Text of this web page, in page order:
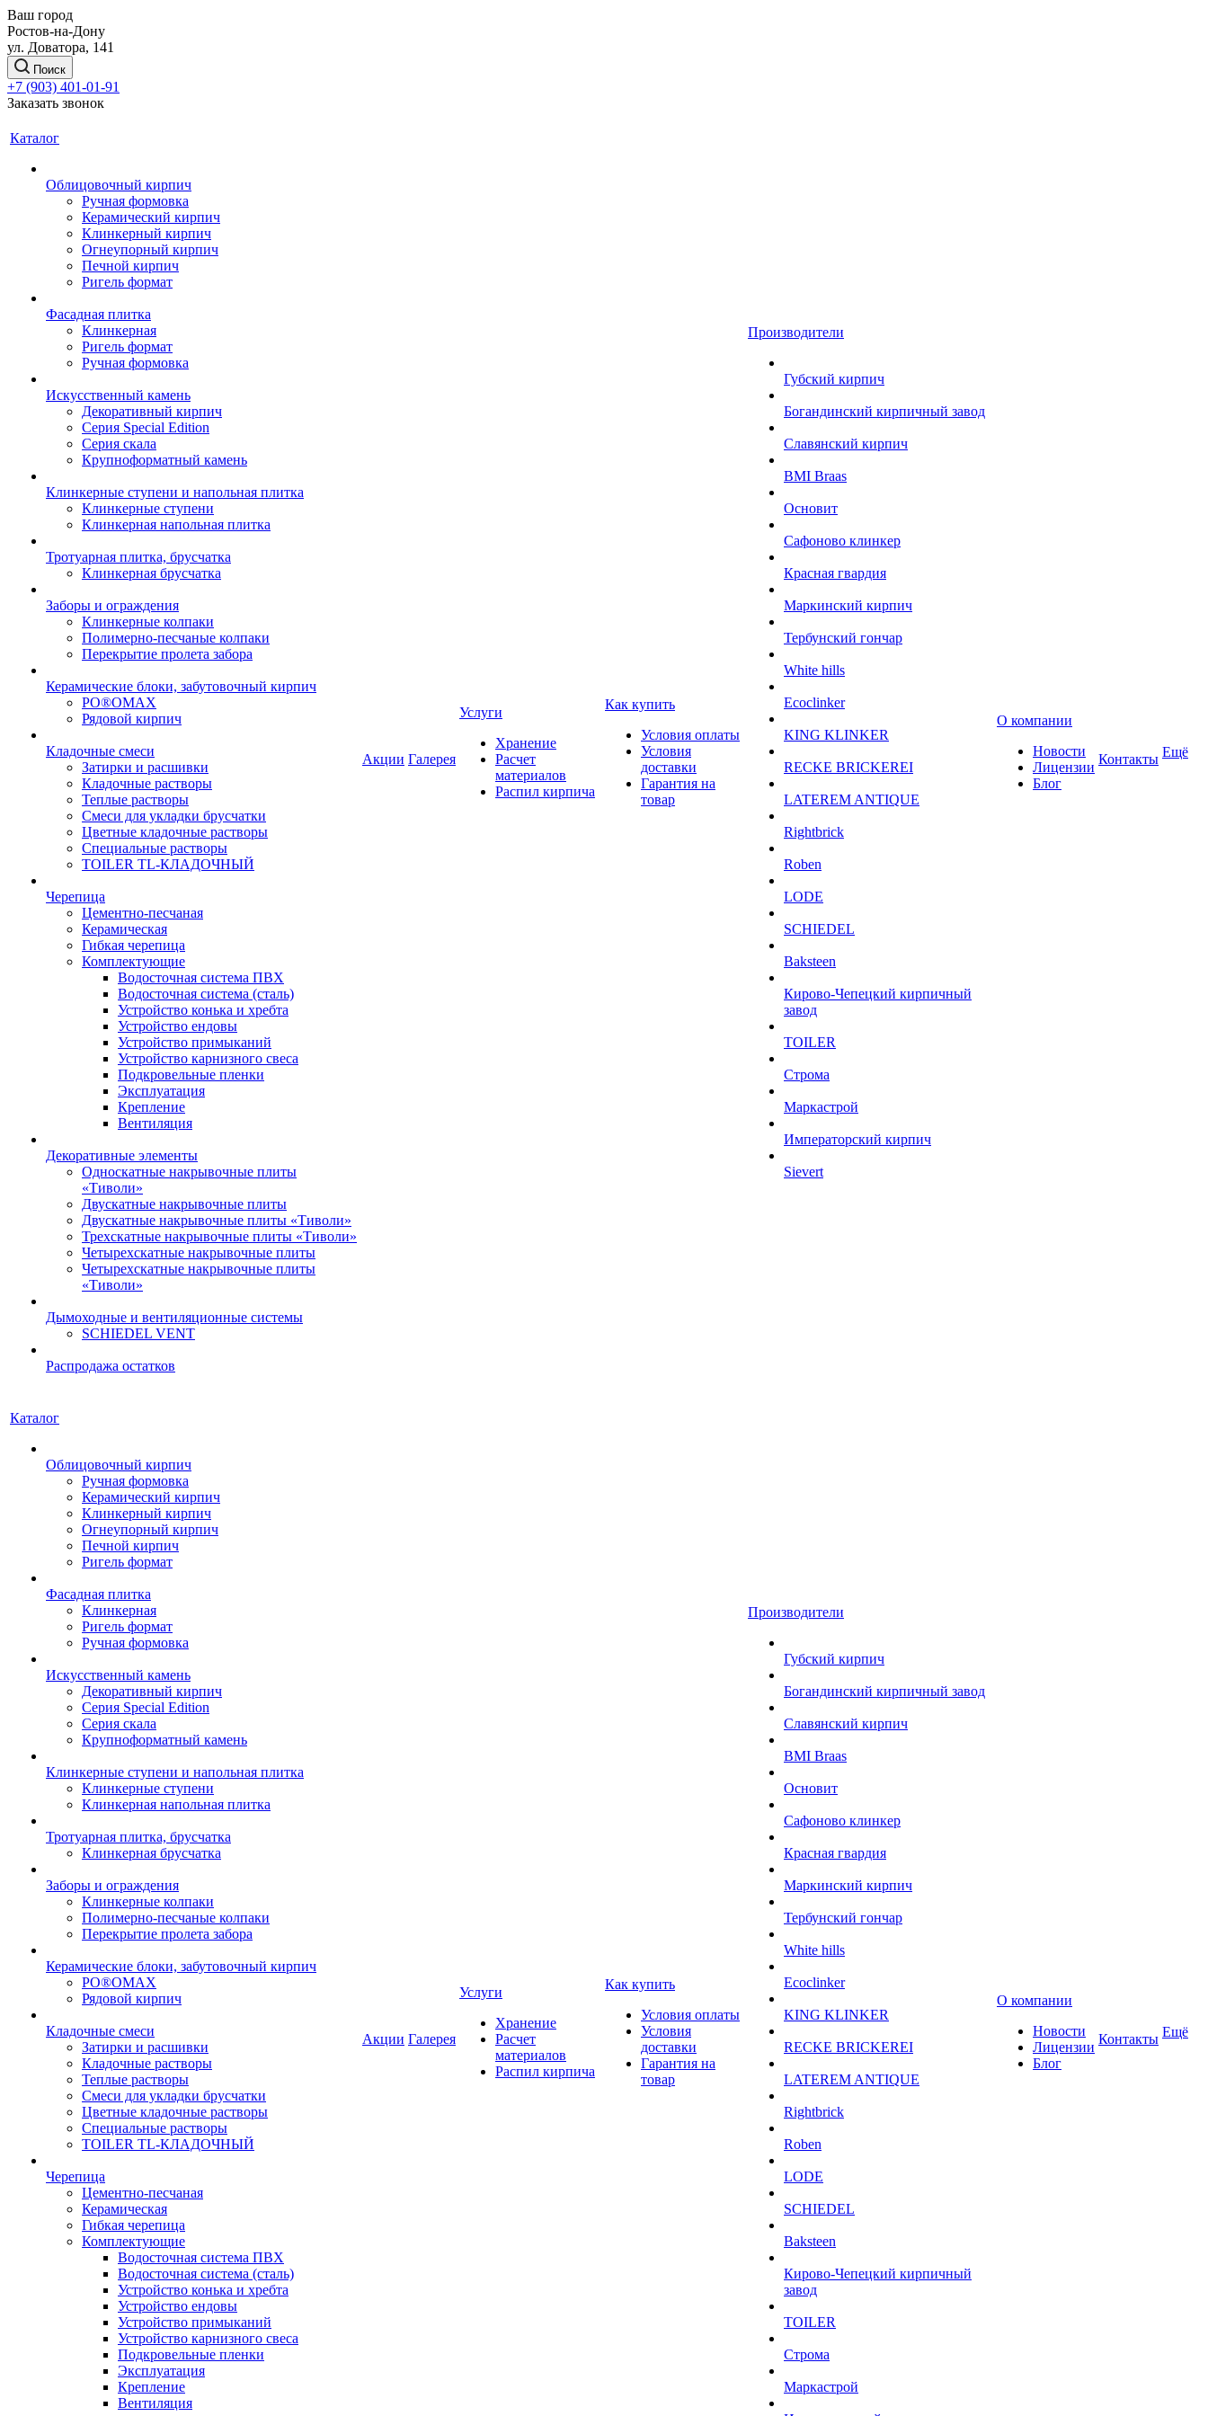
Ваш город
Ростов-на-Дону
ул. Доватора, 141
Поиск
+7 (903) 401-01-91
Заказать звонок
Каталог
Облицовочный кирпич
Ручная формовка
Керамический кирпич
Клинкерный кирпич
Огнеупорный кирпич
Печной кирпич
Ригель формат
Фасадная плитка
Клинкерная
Ригель формат
Ручная формовка
Искусственный камень
Декоративный кирпич
Серия Special Edition
Серия скала
Крупноформатный камень
Клинкерные ступени и напольная плитка
Клинкерные ступени
Клинкерная напольная плитка
Тротуарная плитка, брусчатка
Клинкерная брусчатка
Заборы и ограждения
Клинкерные колпаки
Полимерно-песчаные колпаки
Перекрытие пролета забора
Керамические блоки, забутовочный кирпич
PO®OMAX
Рядовой кирпич
Кладочные смеси
Затирки и расшивки
Кладочные растворы
Теплые растворы
Смеси для укладки брусчатки
Цветные кладочные растворы
Специальные растворы
TOILER TL-КЛАДОЧНЫЙ
Черепица
Цементно-песчаная
Керамическая
Гибкая черепица
Комплектующие
Водосточная система ПВХ
Водосточная система (сталь)
Устройство конька и хребта
Устройство ендовы
Устройство примыканий
Устройство карнизного свеса
Подкровельные пленки
Эксплуатация
Крепление
Вентиляция
Декоративные элементы
Односкатные накрывочные плиты
«Тиволи»
Двускатные накрывочные плиты
Двускатные накрывочные плиты «Тиволи»
Трехскатные накрывочные плиты «Тиволи»
Четырехскатные накрывочные плиты
Четырехскатные накрывочные плиты
«Тиволи»
Дымоходные и вентиляционные системы
SCHIEDEL VENT
Распродажа остатков
Акции Галерея
Услуги
Хранение
Расчет
материалов
Распил кирпича
Как купить
Условия оплаты
Условия
доставки
Гарантия на
товар
Производители
Губский кирпич
Богандинский кирпичный завод
Славянский кирпич
BMI Braas
Основит
Сафоново клинкер
Красная гвардия
Маркинский кирпич
Тербунский гончар
White hills
Ecoclinker
KING KLINKER
RECKE BRICKEREI
LATEREM ANTIQUE
Rightbrick
Roben
LODE
SCHIEDEL
Baksteen
Кирово-Чепецкий кирпичный
завод
TOILER
Строма
Маркастрой
Императорский кирпич
Sievert
О компании
Новости
Лицензии
Блог
Контакты Ещё
Каталог
Облицовочный кирпич
Ручная формовка
Керамический кирпич
Клинкерный кирпич
Огнеупорный кирпич
Печной кирпич
Ригель формат
Фасадная плитка
Клинкерная
Ригель формат
Ручная формовка
Искусственный камень
Декоративный кирпич
Серия Special Edition
Серия скала
Крупноформатный камень
Клинкерные ступени и напольная плитка
Клинкерные ступени
Клинкерная напольная плитка
Тротуарная плитка, брусчатка
Клинкерная брусчатка
Заборы и ограждения
Клинкерные колпаки
Полимерно-песчаные колпаки
Перекрытие пролета забора
Керамические блоки, забутовочный кирпич
PO®OMAX
Рядовой кирпич
Кладочные смеси
Затирки и расшивки
Кладочные растворы
Теплые растворы
Смеси для укладки брусчатки
Цветные кладочные растворы
Специальные растворы
TOILER TL-КЛАДОЧНЫЙ
Черепица
Цементно-песчаная
Керамическая
Гибкая черепица
Комплектующие
Водосточная система ПВХ
Водосточная система (сталь)
Устройство конька и хребта
Устройство ендовы
Устройство примыканий
Устройство карнизного свеса
Подкровельные пленки
Эксплуатация
Крепление
Вентиляция
Акции Галерея
Услуги
Хранение
Расчет
материалов
Распил кирпича
Как купить
Условия оплаты
Условия
доставки
Гарантия на
товар
Производители
Губский кирпич
Богандинский кирпичный завод
Славянский кирпич
BMI Braas
Основит
Сафоново клинкер
Красная гвардия
Маркинский кирпич
Тербунский гончар
White hills
Ecoclinker
KING KLINKER
RECKE BRICKEREI
LATEREM ANTIQUE
Rightbrick
Roben
LODE
SCHIEDEL
Baksteen
Кирово-Чепецкий кирпичный
завод
TOILER
Строма
Маркастрой
О компании
Новости
Лицензии
Блог
Контакты Ещё